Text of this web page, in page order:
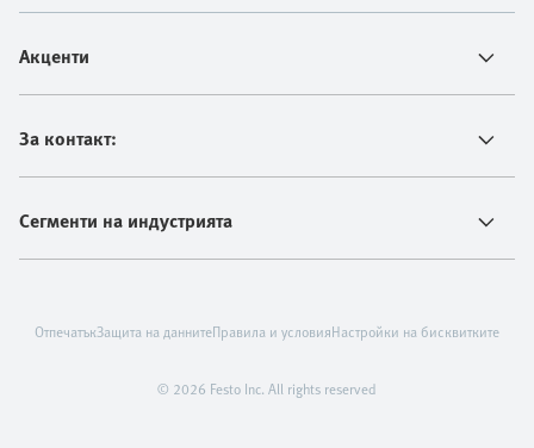
Акценти
За контакт:
Сегменти на индустрията
© 2026 Festo Inc. All rights reserved
ОтпечатъкЗащита на даннитеПравила и условияНастройки на бисквитките